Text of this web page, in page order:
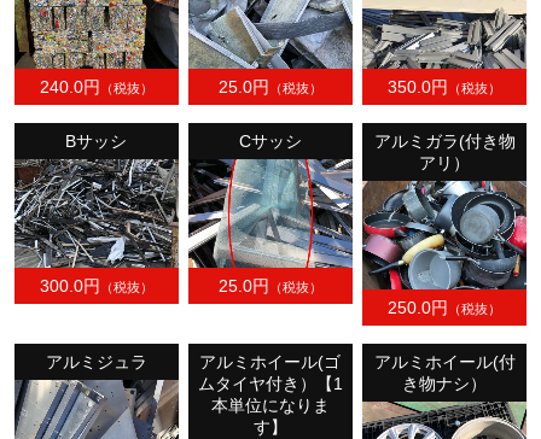
240.0円 （税抜） 25.0円 （税抜） 350.0円 （税抜）
Bサッシ
300.0円 （税抜）
Cサッシ
25.0円 （税抜）
アルミガラ(付き物
アリ）
250.0円 （税抜）
アルミジュラ
アルミホイール(ゴ
ムタイヤ付き）【1
本単位になりま
す】
アルミホイール(付
き物ナシ）